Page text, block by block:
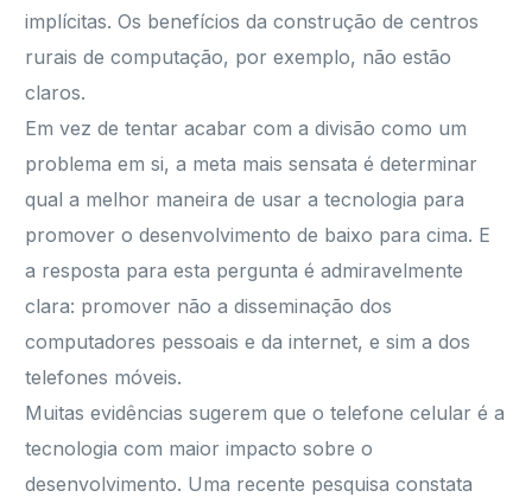
implícitas. Os benefícios da construção de centros
rurais de computação, por exemplo, não estão
claros.
Em vez de tentar acabar com a divisão como um
problema em si, a meta mais sensata é determinar
qual a melhor maneira de usar a tecnologia para
promover o desenvolvimento de baixo para cima. E
a resposta para esta pergunta é admiravelmente
clara: promover não a disseminação dos
computadores pessoais e da internet, e sim a dos
telefones móveis.
Muitas evidências sugerem que o telefone celular é a
tecnologia com maior impacto sobre o
desenvolvimento. Uma recente pesquisa constata